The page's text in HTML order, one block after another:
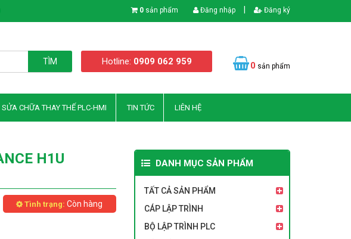
0 sản phẩm Đăng nhập Đăng ký
TÌM Hotline: 0909 062 959 0 sản phẩm
SỬA CHỮA THAY THẾ PLC-HMI TIN TỨC LIÊN HỆ
H1U
Tình trạng: Còn hàng
DANH MỤC SẢN PHẨM
TẤT CẢ SẢN PHẨM
CÁP LẬP TRÌNH
BỘ LẬP TRÌNH PLC